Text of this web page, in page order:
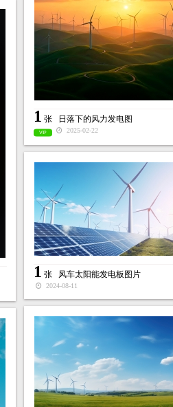
1 张 日落下的风力发电图
VIP 2025-02-22
1 张 风车太阳能发电板图片
2024-08-11